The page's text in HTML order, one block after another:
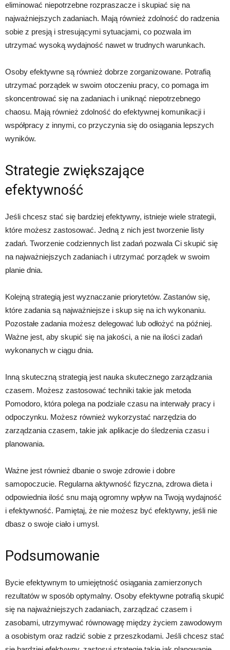
eliminować niepotrzebne rozpraszacze i skupiać się na
najważniejszych zadaniach. Mają również zdolność do radzenia
sobie z presją i stresującymi sytuacjami, co pozwala im
utrzymać wysoką wydajność nawet w trudnych warunkach.
Osoby efektywne są również dobrze zorganizowane. Potrafią
utrzymać porządek w swoim otoczeniu pracy, co pomaga im
skoncentrować się na zadaniach i uniknąć niepotrzebnego
chaosu. Mają również zdolność do efektywnej komunikacji i
współpracy z innymi, co przyczynia się do osiągania lepszych
wyników.
Strategie zwiększające
efektywność
Jeśli chcesz stać się bardziej efektywny, istnieje wiele strategii,
które możesz zastosować. Jedną z nich jest tworzenie listy
zadań. Tworzenie codziennych list zadań pozwala Ci skupić się
na najważniejszych zadaniach i utrzymać porządek w swoim
planie dnia.
Kolejną strategią jest wyznaczanie priorytetów. Zastanów się,
które zadania są najważniejsze i skup się na ich wykonaniu.
Pozostałe zadania możesz delegować lub odłożyć na później.
Ważne jest, aby skupić się na jakości, a nie na ilości zadań
wykonanych w ciągu dnia.
Inną skuteczną strategią jest nauka skutecznego zarządzania
czasem. Możesz zastosować techniki takie jak metoda
Pomodoro, która polega na podziale czasu na interwały pracy i
odpoczynku. Możesz również wykorzystać narzędzia do
zarządzania czasem, takie jak aplikacje do śledzenia czasu i
planowania.
Ważne jest również dbanie o swoje zdrowie i dobre
samopoczucie. Regularna aktywność fizyczna, zdrowa dieta i
odpowiednia ilość snu mają ogromny wpływ na Twoją wydajność
i efektywność. Pamiętaj, że nie możesz być efektywny, jeśli nie
dbasz o swoje ciało i umysł.
Podsumowanie
Bycie efektywnym to umiejętność osiągania zamierzonych
rezultatów w sposób optymalny. Osoby efektywne potrafią skupić
się na najważniejszych zadaniach, zarządzać czasem i
zasobami, utrzymywać równowagę między życiem zawodowym
a osobistym oraz radzić sobie z przeszkodami. Jeśli chcesz stać